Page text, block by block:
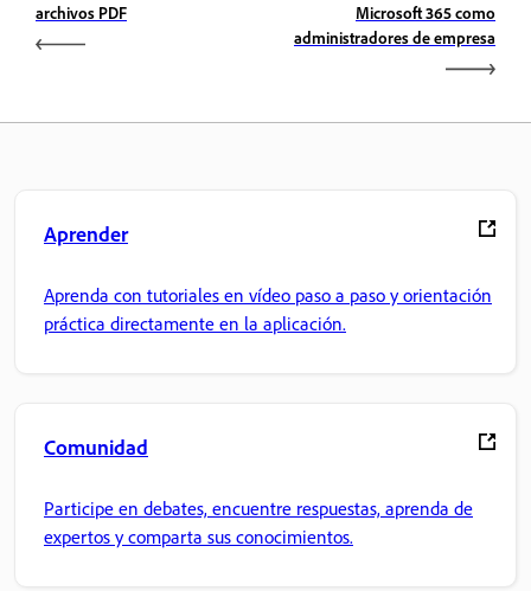
archivos PDF
Microsoft 365 como
administradores de empresa
Aprender
Aprenda con tutoriales en vídeo paso a paso y orientación
práctica directamente en la aplicación.
Comunidad
Participe en debates, encuentre respuestas, aprenda de
expertos y comparta sus conocimientos.